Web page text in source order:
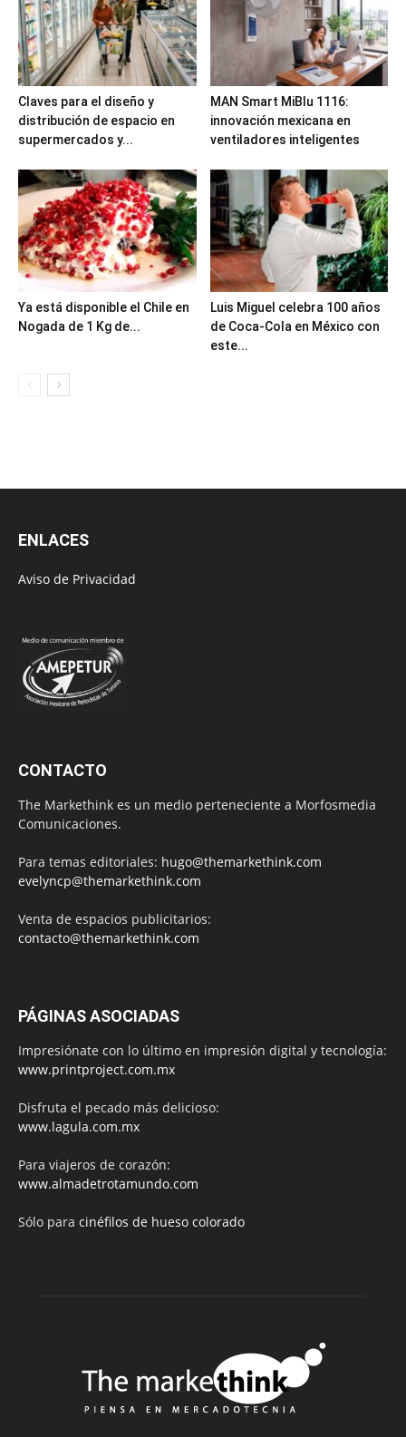
Claves para el diseño y
distribución de espacio en
supermercados y...
MAN Smart MiBlu 1116:
innovación mexicana en
ventiladores inteligentes
Ya está disponible el Chile en
Nogada de 1 Kg de...
Luis Miguel celebra 100 años
de Coca-Cola en México con
este...
ENLACES
Aviso de Privacidad
CONTACTO
The Markethink es un medio perteneciente a Morfosmedia
Comunicaciones.
Para temas editoriales: hugo@themarkethink.com
evelyncp@themarkethink.com
Venta de espacios publicitarios:
contacto@themarkethink.com
PÁGINAS ASOCIADAS
Impresiónate con lo último en impresión digital y tecnología:
www.printproject.com.mx
Disfruta el pecado más delicioso:
www.lagula.com.mx
Para viajeros de corazón:
www.almadetrotamundo.com
Sólo para cinéfilos de hueso colorado